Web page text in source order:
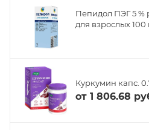
Пепидол ПЭГ 5 %
для взрослых
Куркумин капс.
от 1 806.68